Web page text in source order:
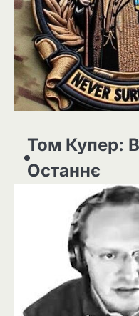
Том Купер:
Останнє